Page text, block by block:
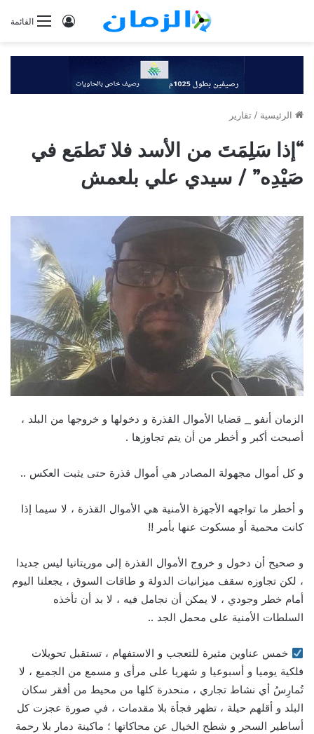
القائمةتسجيل
الرئيسية / تقارير
“إذا سَلِمَتَ من الأسد فلا تَطمَع في
صَيْدِه” / سيدي علي بلعمش
الزمان أنفو _ قضايا الأموال القذرة و دخولها و خروجها من البلد ،
أصبحت أكبر و أخطر من أن يتم تجاوزها .
و كل أموال مجهولة المصادر هي أموال قذرة حتى يثبت العكس ..
و أخطر ما تواجهه الأجهزة الأمنية هي الأموال القذرة ، لا سيما إذا
كانت محمية أو مسكوت عنها بأمر !!
و صحيح أن دخول و خروج الأموال القذرة إلى موريتانيا ليس جديدا
، لكن تجاوزه سقف ميزانيات الدولة و طاقات السوق ، يجعلنا اليوم
أمام خطر وجودي ، لا يمكن أن نجامل فيه ، لا بد أن تأخذه
السلطات الأمنية على محمل الجد ..
خمس عناوين مثيرة للتعجب و الاستفهام ، تستقبل تحويلات
فلكية يوميا و أسبوعيا و شهريا على مرأى و مسمع من الجميع ، لا
تُمارِسُ أي نشاط تجاري ، منحدرة كلها من محيط من أفقر سكان
البلد و أقلهم حيلة ، تظهر فجأة بلا مقدمات ، في صورة عجزت كل
أساطير السحر و شطح الخيال عن محاكاتها ؛ ماكينة دمار بلا رحمة